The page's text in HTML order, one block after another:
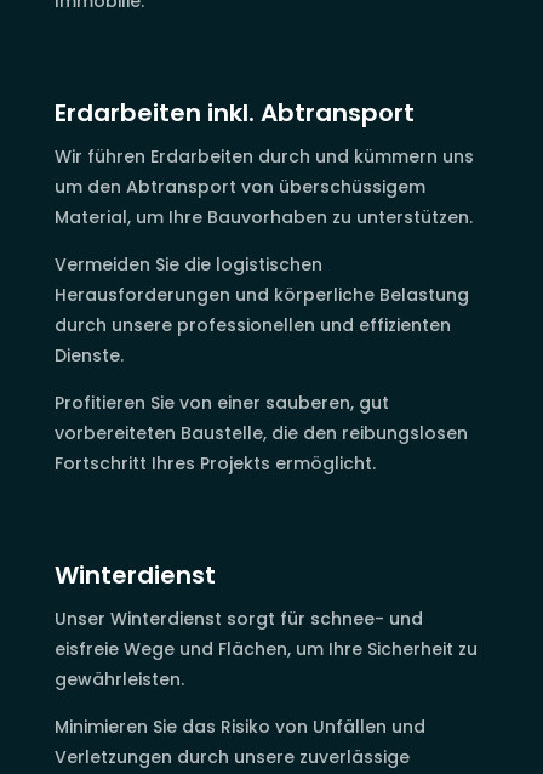
Erdarbeiten inkl. Abtransport
Wir führen Erdarbeiten durch und kümmern uns
um den Abtransport von überschüssigem
Material, um Ihre Bauvorhaben zu unterstützen.
Vermeiden Sie die logistischen
Herausforderungen und körperliche Belastung
durch unsere professionellen und effizienten
Dienste.
Profitieren Sie von einer sauberen, gut
vorbereiteten Baustelle, die den reibungslosen
Fortschritt Ihres Projekts ermöglicht.
Winterdienst
Unser Winterdienst sorgt für schnee- und
eisfreie Wege und Flächen, um Ihre Sicherheit zu
gewährleisten.
Minimieren Sie das Risiko von Unfällen und
Verletzungen durch unsere zuverlässige